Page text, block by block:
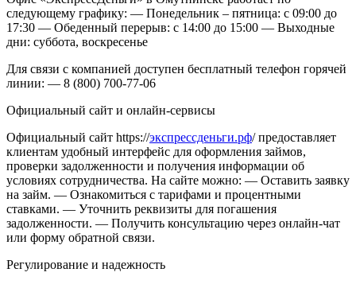
следующему графику: — Понедельник – пятница: с 09:00 до
17:30 — Обеденный перерыв: с 14:00 до 15:00 — Выходные
дни: суббота, воскресенье
Для связи с компанией доступен бесплатный телефон горячей
линии: — 8 (800) 700-77-06
Официальный сайт и онлайн-сервисы
Официальный сайт https://экспрессденьги.рф/ предоставляет
клиентам удобный интерфейс для оформления займов,
проверки задолженности и получения информации об
условиях сотрудничества. На сайте можно: — Оставить заявку
на займ. — Ознакомиться с тарифами и процентными
ставками. — Уточнить реквизиты для погашения
задолженности. — Получить консультацию через онлайн-чат
или форму обратной связи.
Регулирование и надежность